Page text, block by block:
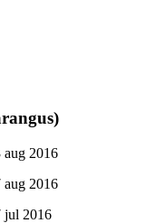
aug 2016
aug 2016
jul 2016